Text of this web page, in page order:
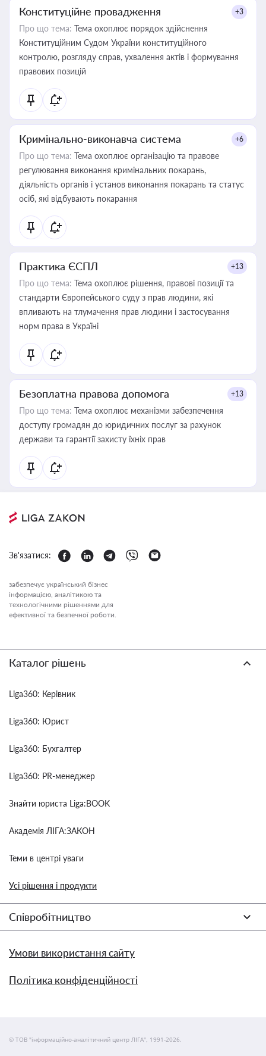
Конституційне провадження +3
Про що тема: Тема охоплює порядок здійснення
Конституційним Судом України конституційного
контролю, розгляду справ, ухвалення актів і формування
правових позицій
Кримінально-виконавча система +6
Про що тема: Тема охоплює організацію та правове
регулювання виконання кримінальних покарань,
діяльність органів і установ виконання покарань та статус
осіб, які відбувають покарання
Практика ЄСПЛ +13
Про що тема: Тема охоплює рішення, правові позиції та
стандарти Європейського суду з прав людини, які
впливають на тлумачення прав людини і застосування
норм права в Україні
Безоплатна правова допомога +13
Про що тема: Тема охоплює механізми забезпечення
доступу громадян до юридичних послуг за рахунок
держави та гарантії захисту їхніх прав
Зв'язатися:
забезпечує український бізнес
інформацією, аналітикою та
технологічними рішеннями для
ефективної та безпечної роботи.
Каталог рішень
Liga360: Керівник
Liga360: Юрист
Liga360: Бухгалтер
Liga360: PR-менеджер
Знайти юриста Liga:BOOK
Академія ЛІГА:ЗАКОН
Теми в центрі уваги
Усі рішення і продукти
Співробітництво
Умови використання сайту
Політика конфіденційності
© ТОВ "інформаційно-аналітичний центр ЛІГА", 1991-2026.